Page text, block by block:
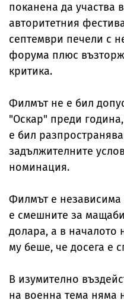
поканена да участва
авторитетния
септември печели с
форума плюс
критика.
Филмът не е бил
"Оскар" преди
е бил
задължителните
номинация.
Филмът е
е смешните за
долара, а в началото
му беше, че досега е
В изумително
на военна тема няма